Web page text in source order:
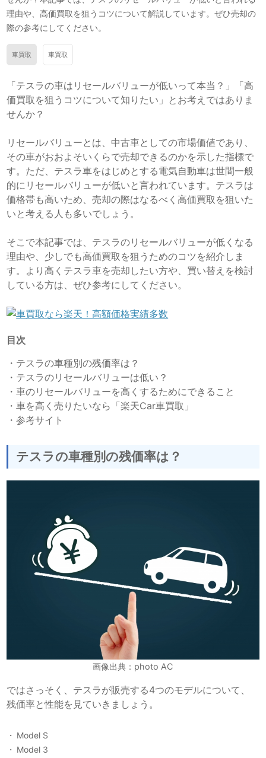
理由や、高価買取を狙うコツについて解説しています。ぜひ売却の
際の参考にしてください。
車買取 車買取
「テスラの車はリセールバリューが低いって本当？」「高
価買取を狙うコツについて知りたい」とお考えではありま
せんか？
リセールバリューとは、中古車としての市場価値であり、
その車がおおよそいくらで売却できるのかを示した指標で
す。ただ、テスラ車をはじめとする電気自動車は世間一般
的にリセールバリューが低いと言われています。テスラは
価格帯も高いため、売却の際はなるべく高価買取を狙いた
いと考える人も多いでしょう。
そこで本記事では、テスラのリセールバリューが低くなる
理由や、少しでも高価買取を狙うためのコツを紹介しま
す。より高くテスラ車を売却したい方や、買い替えを検討
している方は、ぜひ参考にしてください。
目次
・ テスラの車種別の残価率は？
・ テスラのリセールバリューは低い？
・車のリセールバリューを高くするためにできること
・車を高く売りたいなら「楽天Car車買取」
・参考サイト
テスラの車種別の残価率は？
画像出典：photo AC
ではさっそく、テスラが販売する4つのモデルについて、
残価率と性能を見ていきましょう。
Model S
Model 3